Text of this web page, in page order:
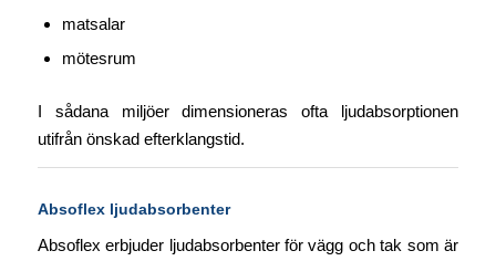
matsalar
mötesrum
I sådana miljöer dimensioneras ofta ljudabsorptionen
utifrån önskad efterklangstid.
Absoflex ljudabsorbenter
Absoflex erbjuder ljudabsorbenter för vägg och tak som är